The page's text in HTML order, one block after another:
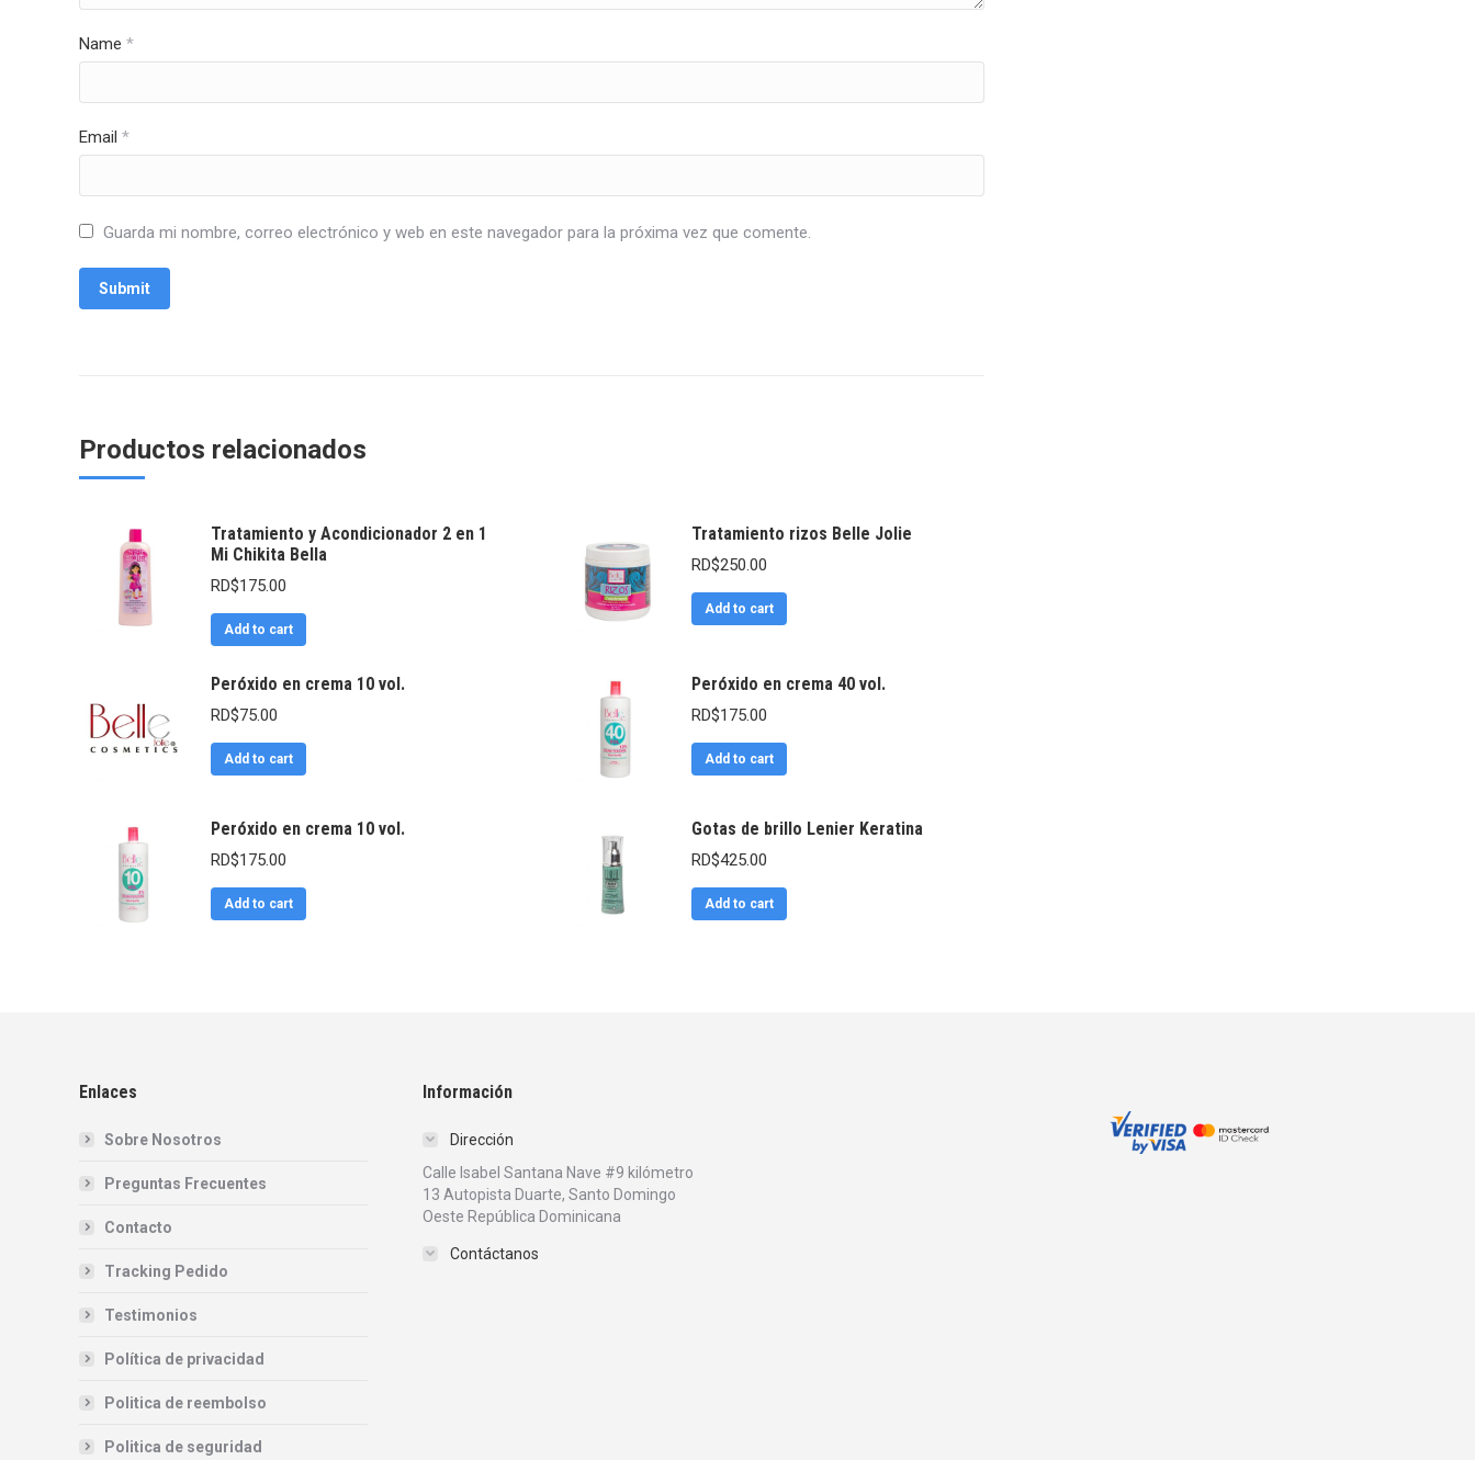
Name *
Email *
Guarda mi nombre, correo electrónico y web en este navegador para la próxima vez que comente.
Productos relacionados
Tratamiento y Acondicionador 2 en 1
Mi Chikita Bella
RD$175.00
Add to cart
Tratamiento rizos Belle Jolie
RD$250.00
Add to cart
Peróxido en crema 10 vol.
RD$75.00
Add to cart
Peróxido en crema 40 vol.
RD$175.00
Add to cart
Peróxido en crema 10 vol.
RD$175.00
Add to cart
Gotas de brillo Lenier Keratina
RD$425.00
Add to cart
Enlaces
Sobre Nosotros
Preguntas Frecuentes
Contacto
Tracking Pedido
Testimonios
Política de privacidad
Politica de reembolso
Politica de seguridad
Información
Dirección
Calle Isabel Santana Nave #9 kilómetro
13 Autopista Duarte, Santo Domingo
Oeste República Dominicana
Contáctanos